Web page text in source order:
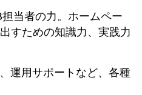
当者の力。ホームペー
すための知識力、実践力
運用サポートなど、各種